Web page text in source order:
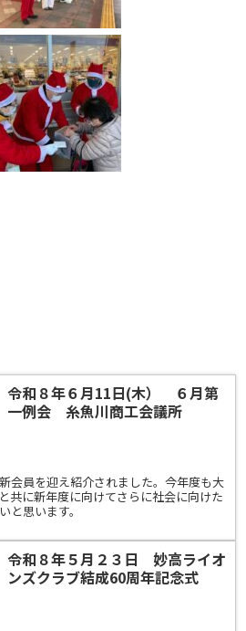
令和８年６月11日(木） ６月第
一例会 糸魚川商工会議所
会員を迎え紹介されました。今年度も大
共に新年度に向けてさらに社会に向けた
と思います。
令和８年５月２３日 妙高ライオ
ンズクラブ結成60周年記念式